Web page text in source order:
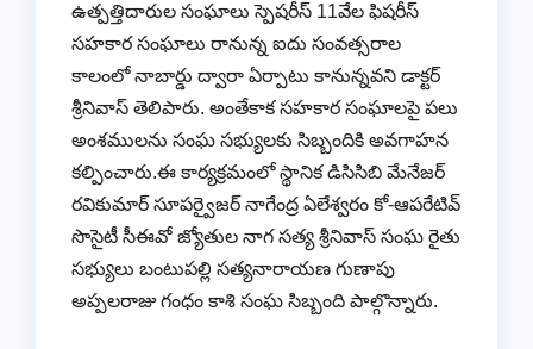
ఉత్పత్తిదారుల సంఘాలు స్పెషరీస్ 11వేల ఫిషరీస్
సహకార సంఘాలు రానున్న ఐదు సంవత్సరాల
కాలంలో నాబార్డు ద్వారా ఏర్పాటు కానున్నవని డాక్టర్
శ్రీనివాస్ తెలిపారు. అంతేకాక సహకార సంఘాలపై పలు
అంశములను సంఘ సభ్యులకు సిబ్బందికి అవగాహన
కల్పించారు.ఈ కార్యక్రమంలో స్థానిక డిసిసిబి మేనేజర్
రవికుమార్ సూపర్వైజర్ నాగేంద్ర ఏలేశ్వరం కో-ఆపరేటివ్
సొసైటీ సీఈవో జ్యోతుల నాగ సత్య శ్రీనివాస్ సంఘ రైతు
సభ్యులు బంటుపల్లి సత్యనారాయణ గుణాపు
అప్పలరాజు గంధం కాశి సంఘ సిబ్బంది పాల్గొన్నారు.